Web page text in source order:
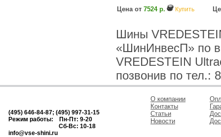
Цена от 7524 р. Купить
Шины
«ШинИнвесП» по
VREDESTEIN
позвонив по тел.:
(495) 646-84-87; (495) 997-31-15
Режим работы: Пн-Пт: 9-20
Сб-Вс: 10-18
info@vse-shini.ru
О компании
Контакты
Статьи
Новости